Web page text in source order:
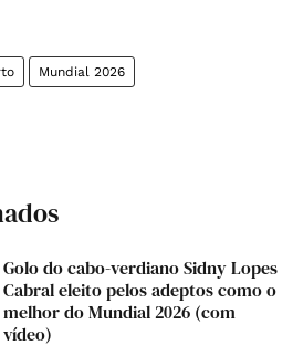
Mundial 2026
Golo do cabo-verdiano Sidny Lopes
Cabral eleito pelos adeptos como o
melhor do Mundial 2026 (com
vídeo)